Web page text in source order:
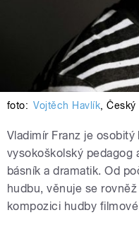
foto: Vojtěch Havlík,Český
Vladimír Franz je
vysokoškolský pedagog
básník a dramatik. Od
hudbu, věnuje se
kompozici hudby